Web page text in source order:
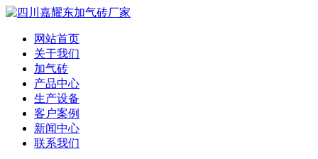
网站首页
关于我们
加气砖
产品中心
生产设备
客户案例
新闻中心
联系我们